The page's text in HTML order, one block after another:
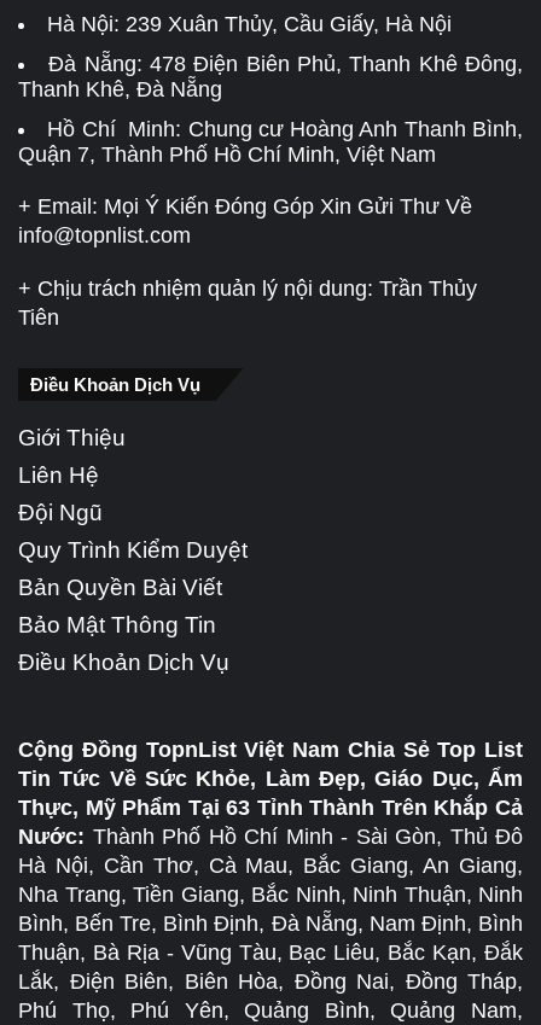
Hà Nội: 239 Xuân Thủy, Cầu Giấy, Hà Nội
Đà Nẵng:478 Điện Biên Phủ, Thanh Khê Đông,
Thanh Khê, Đà Nẵng
Hồ Chí Minh: Chung cư Hoàng Anh Thanh Bình,
Quận 7, Thành Phố Hồ Chí Minh, Việt Nam
+ Email: Mọi Ý Kiến Đóng Góp Xin Gửi Thư Về
info@topnlist.com
+ Chịu trách nhiệm quản lý nội dung: Trần Thủy
Tiên
Điều Khoản Dịch Vụ
Giới Thiệu
Liên Hệ
Đội Ngũ
Quy Trình Kiểm Duyệt
Bản Quyền Bài Viết
Bảo Mật Thông Tin
Điều Khoản Dịch Vụ
Cộng Đồng TopnList Việt Nam Chia Sẻ Top List
Tin Tức Về Sức Khỏe, Làm Đẹp, Giáo Dục, Ẩm
Thực, Mỹ Phẩm Tại 63 Tỉnh Thành Trên Khắp Cả
Nước: Thành Phố Hồ Chí Minh - Sài Gòn, Thủ Đô
Hà Nội, Cần Thơ, Cà Mau, Bắc Giang, An Giang,
Nha Trang, Tiền Giang, Bắc Ninh, Ninh Thuận, Ninh
Bình, Bến Tre, Bình Định, Đà Nẵng, Nam Định, Bình
Thuận, Bà Rịa - Vũng Tàu, Bạc Liêu, Bắc Kạn, Đắk
Lắk, Điện Biên, Biên Hòa, Đồng Nai, Đồng Tháp,
Phú Thọ, Phú Yên, Quảng Bình, Quảng Nam,